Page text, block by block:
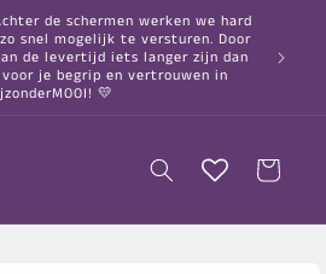
de schermen werken we hard
snel mogelijk te versturen. Door
de levertijd iets langer zijn dan
je begrip en vertrouwen in
💛
○
Winkelwagen